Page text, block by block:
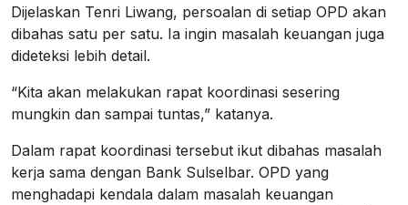
Dijelaskan Tenri Liwang, persoalan di setiap OPD akan
dibahas satu per satu. Ia ingin masalah keuangan juga
dideteksi lebih detail.
“Kita akan melakukan rapat koordinasi sesering
mungkin dan sampai tuntas,” katanya.
Dalam rapat koordinasi tersebut ikut dibahas masalah
kerja sama dengan Bank Sulselbar. OPD yang
menghadapi kendala dalam masalah keuangan